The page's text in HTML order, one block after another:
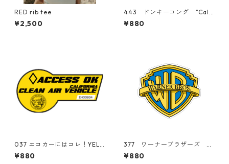
RED rib tee
¥2,500
443 ドンキーコング "Calif
ornia Market Center" アメ
リカンステッカー スーツケ
¥880
037 エコカーにはコレ！YELL
OW"California Market Cent
er" アメリカンステッカー
¥880
377 ワーナーブラザーズ W
arner Bros. "California Ma
rket Center" アメリカンス
¥880